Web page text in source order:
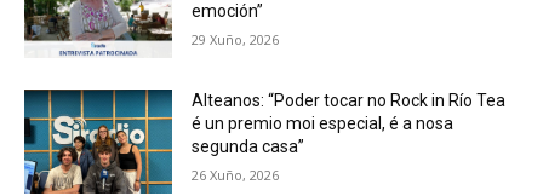
emoción”
29 Xuño, 2026
Alteanos: “Poder tocar no Rock in Río Tea
é un premio moi especial, é a nosa
segunda casa”
26 Xuño, 2026